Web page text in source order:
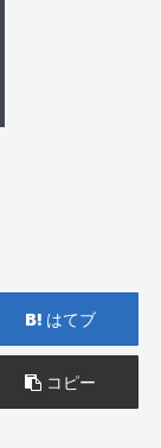
はてブ
コピー